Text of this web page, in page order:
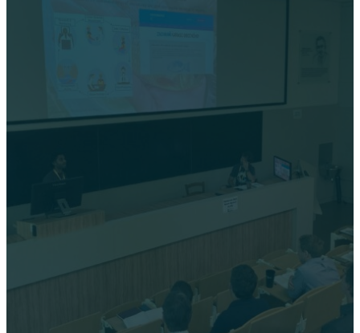
5. – 8. 9. 2023
ichtyologického
Na symposiu se sešlo přibližně 60 vědců, z nichž velká část se
systematikou a genetikou rodu karas. Toto umožnilo setkání